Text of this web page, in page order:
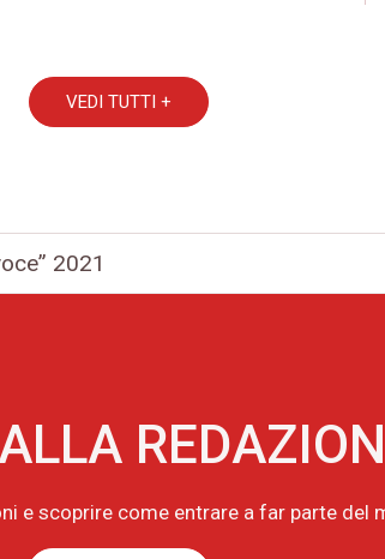
VEDI TUTTI +
2021
e scoprire come entrare a far parte del